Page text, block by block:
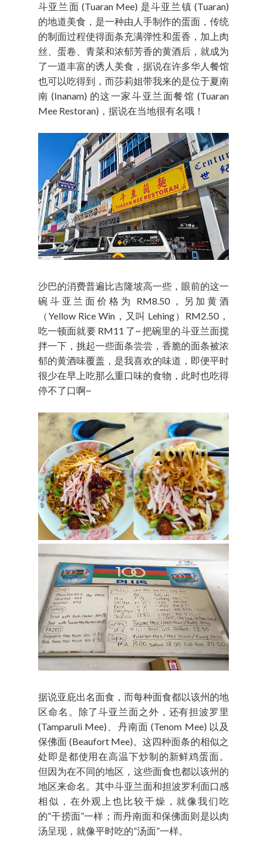
斗亚兰面 (Tuaran Mee) 是斗亚兰镇 (Tuaran)
的地道美食，是一种由人手制作的蛋面，传统
的制面过程使得面条充满弹性和蛋香，加上肉
丝、蛋卷、青菜和浓郁芳香的黄酒后，就成为
了一道丰富的诱人美食，据说在许多华人餐馆
也可以吃得到，而莎莉姐带我来的是位于夏南
南 (Inanam) 的这一家斗亚兰面餐馆 (Tuaran
Mee Restoran)，据说在当地很有名哦！
沙巴的消费普遍比吉隆坡高一些，眼前的这一
碗斗亚兰面价格为 RM8.50，另加黄酒
（Yellow Rice Win，又叫 Lehing）RM2.50，
吃一顿面就要 RM11 了~ 把碗里的斗亚兰面搅
拌一下，挑起一些面条尝尝，香脆的面条被浓
郁的黄酒味覆盖，是我喜欢的味道，即便平时
很少在早上吃那么重口味的食物，此时也吃得
停不了口啊~
据说亚庇出名面食，而每种面食都以该州的地
区命名。除了斗亚兰面之外，还有担波罗里
(Tamparuli Mee)、丹南面 (Tenom Mee) 以及
保佛面 (Beaufort Mee)。这四种面条的相似之
处即是都使用在高温下炒制的新鲜鸡蛋面。
但因为在不同的地区，这些面食也都以该州的
地区来命名。其中斗亚兰面和担波罗利面口感
相似，在外观上也比较干燥，就像我们吃
的“干捞面”一样；而丹南面和保佛面则是以肉
汤呈现，就像平时吃的“汤面”一样。